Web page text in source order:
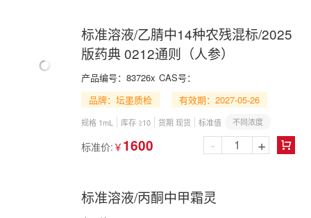
标准溶液/乙腈中14种农残混标/2025
版药典 0212通则（人参）
产品编号： 83726x CAS号：
品牌：坛墨质检
有效期：2027-05-26
规格 1mL 库存 ≥10 货期 现货 标准值 不同浓度
标准价: ￥ 1600 
- +
标准溶液/丙酮中甲霜灵